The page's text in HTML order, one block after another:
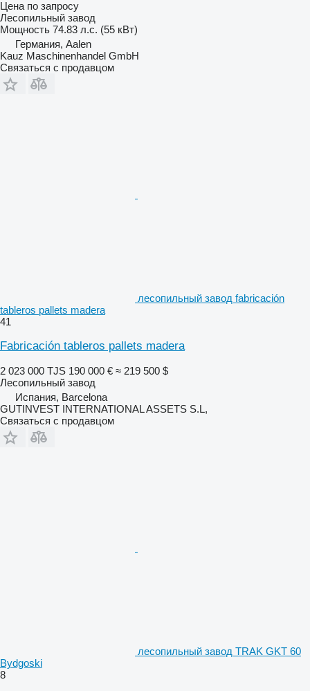
Цена по запросу
Лесопильный завод
Мощность 74.83 л.с. (55 кВт)
Германия, Aalen
Kauz Maschinenhandel GmbH
Связаться с продавцом
лесопильный завод fabricación
tableros pallets madera
41
Fabricación tableros pallets madera
2 023 000 TJS 190 000 € ≈ 219 500 $
Лесопильный завод
Испания, Barcelona
GUTINVEST INTERNATIONAL ASSETS S.L,
Связаться с продавцом
лесопильный завод TRAK GKT 60
Bydgoski
8